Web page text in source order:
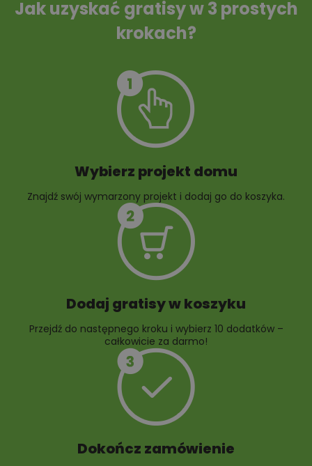
10 projektów małej
10 projektów rabat
Jak uzyskać gratisy w 3 prostych
krokach?
Wybierz projekt domu
Znajdź swój wymarzony projekt i dodaj go do koszyka.
Dodaj gratisy w koszyku
Przejdź do następnego kroku i wybierz 10 dodatków –
całkowicie za darmo!
Dokończ zamówienie